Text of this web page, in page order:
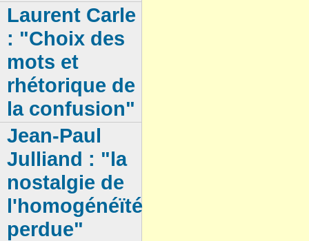
Laurent Carle
: "Choix des
mots et
rhétorique de
la confusion"
Jean-Paul
Julliand : "la
nostalgie de
l'homogénéïté
perdue"